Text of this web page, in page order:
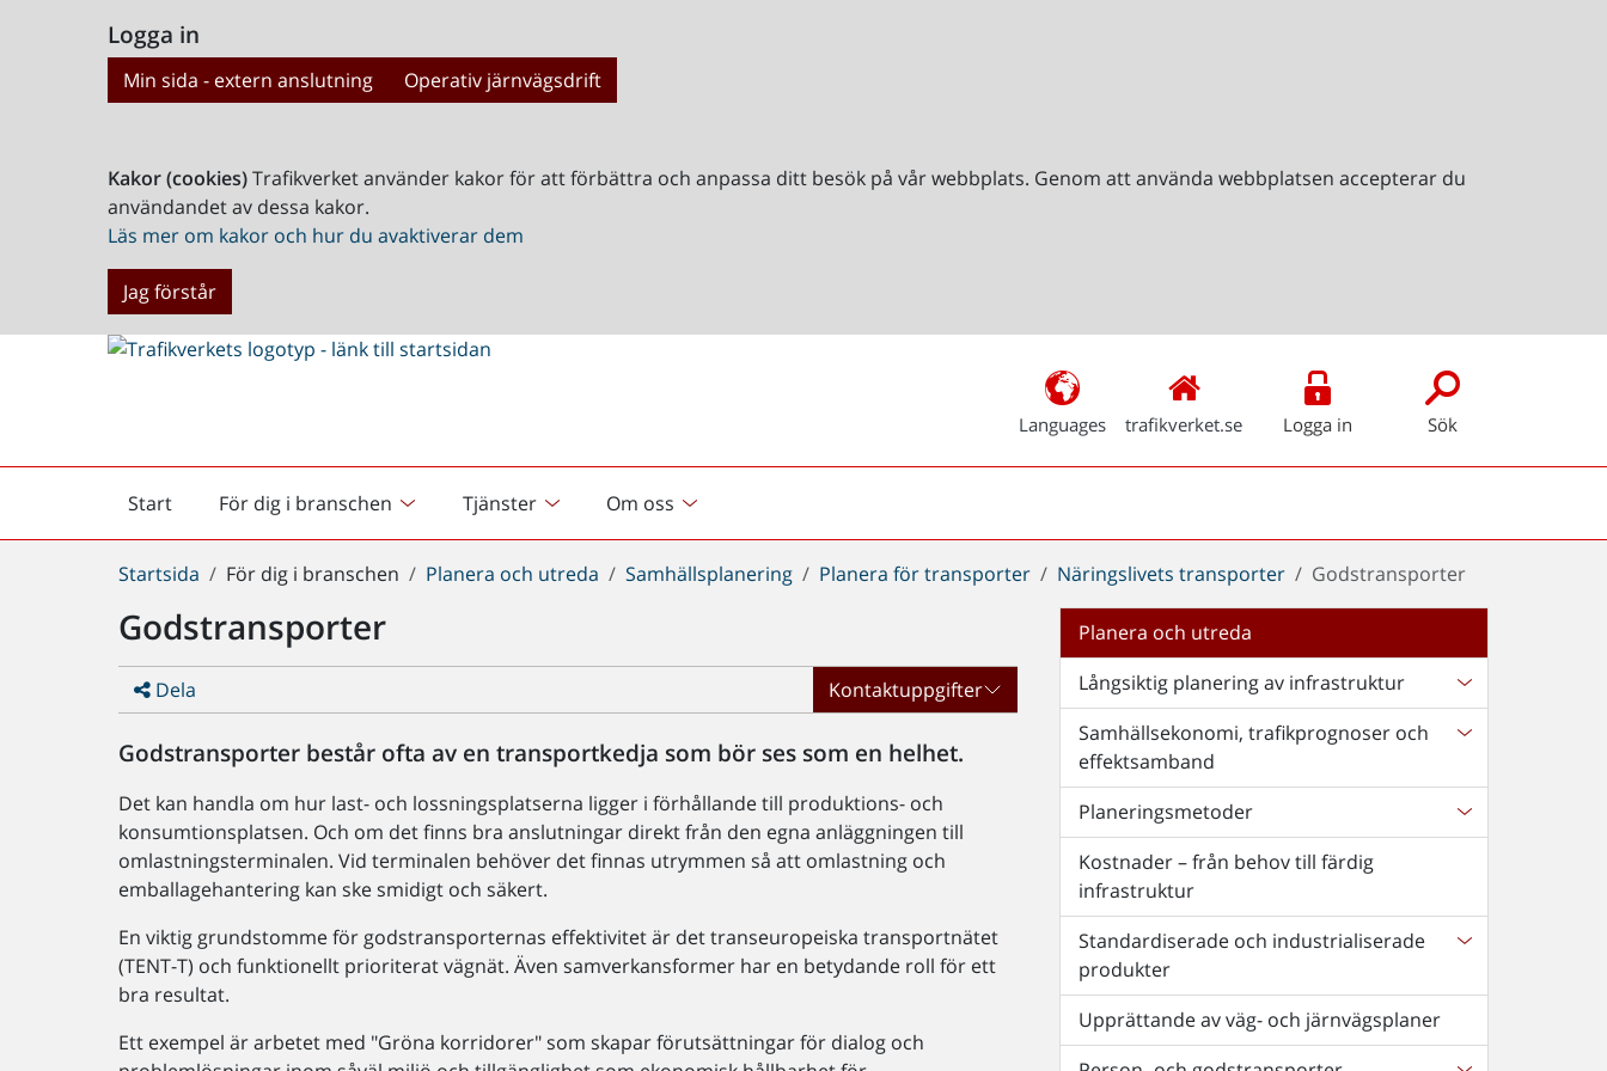
Logga in
Min sida - extern anslutning Operativ järnvägsdrift
Kakor (cookies)Trafikverket använder kakor för att förbättra och anpassa ditt besök på vår webbplats. Genom att använda webbplatsen accepterar du
användandet av dessa kakor.
Läs mer om kakor och hur du avaktiverar dem
Jag förstår
Languages trafikverket.se Logga in Sök
Start
Startsida För dig i branschen Tjänster Om oss
Du
här:
Startsida För dig i branschen Planera och utreda Samhällsplanering Planera för transporter Näringslivets transporter Godstransporter
Godstransporter
Dela Kontaktuppgifter
Godstransporter består ofta av en transportkedja som bör ses som en helhet.
Det kan handla om hur last- och lossningsplatserna ligger i förhållande till produktions- och
konsumtionsplatsen. Och om det finns bra anslutningar direkt från den egna anläggningen till
omlastningsterminalen. Vid terminalen behöver det finnas utrymmen så att omlastning och
emballagehantering kan ske smidigt och säkert.
En viktig grundstomme för godstransporternas effektivitet är det transeuropeiska transportnätet
(TENT-T) och funktionellt prioriterat vägnät. Även samverkansformer har en betydande roll för ett
bra resultat.
Ett exempel är arbetet med "Gröna korridorer" som skapar förutsättningar för dialog och
Planera och utreda
Långsiktig planering av infrastruktur
Samhällsekonomi, trafikprognoser och
effektsamband
Planeringsmetoder
Kostnader – från behov till färdig
infrastruktur
Standardiserade och industrialiserade
produkter
Upprättande av väg- och järnvägsplaner